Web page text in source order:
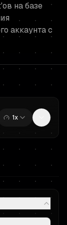
на базе
аккаунта с
1x
0:00
13:40